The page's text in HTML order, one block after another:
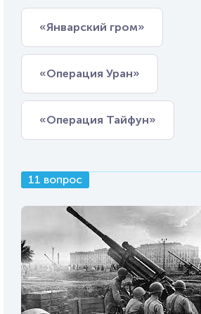
«Январский гром»
«Операция Уран»
«Операция Тайфун»
11 вопрос